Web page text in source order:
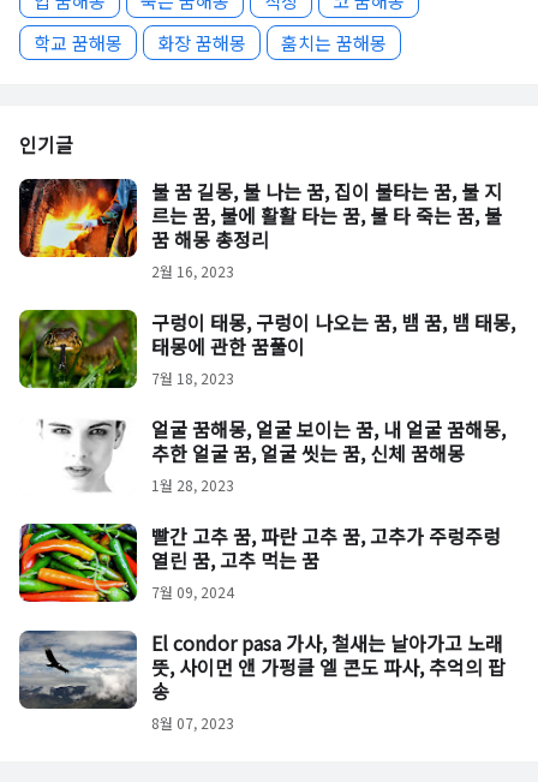
학교 꿈해몽
화장 꿈해몽 훔치는 꿈해몽
인기글
불 꿈 길몽, 불 나는 꿈, 집이 불타는 꿈, 불 지
르는 꿈, 불에 활활 타는 꿈, 불 타 죽는 꿈, 불
꿈 해몽 총정리
2월 16, 2023
구렁이 태몽, 구렁이 나오는 꿈, 뱀 꿈, 뱀 태몽,
태몽에 관한 꿈풀이
7월 18, 2023
얼굴 꿈해몽, 얼굴 보이는 꿈, 내 얼굴 꿈해몽,
추한 얼굴 꿈, 얼굴 씻는 꿈, 신체 꿈해몽
1월 28, 2023
빨간 고추 꿈, 파란 고추 꿈, 고추가 주렁주렁
열린 꿈, 고추 먹는 꿈
7월 09, 2024
El condor pasa 가사, 철새는 날아가고 노래
뜻, 사이먼 앤 가펑클 엘 콘도 파사, 추억의 팝
송
8월 07, 2023